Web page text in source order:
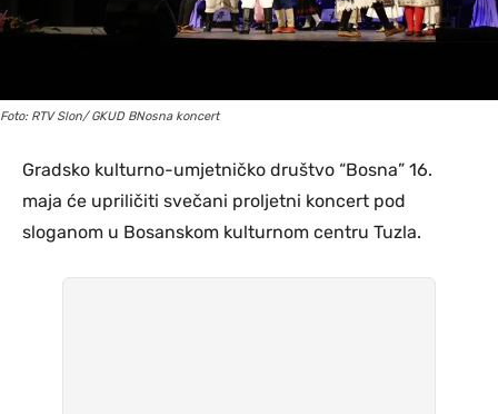
Foto: RTV Slon/ GKUD BNosna koncert
Gradsko kulturno-umjetničko društvo “Bosna” 16.
maja će upriličiti svečani proljetni koncert pod
sloganom u Bosanskom kulturnom centru Tuzla.